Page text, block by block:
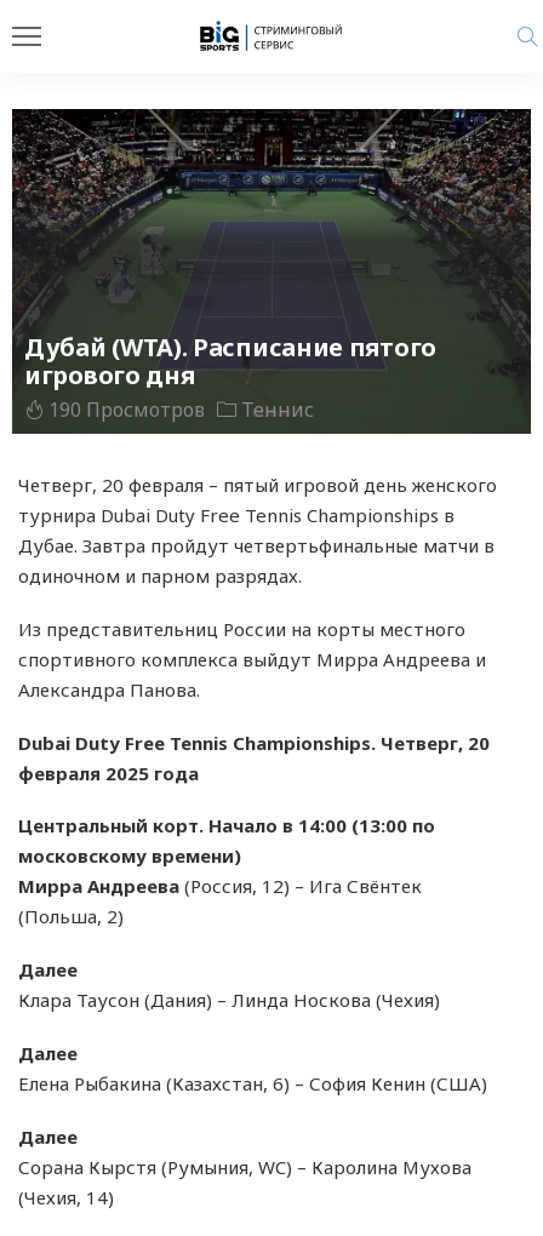
Дубай (WTA). Расписание пятого
игрового дня
190 Просмотров Теннис
Четверг, 20 февраля – пятый игровой день женского
турнира Dubai Duty Free Tennis Championships в
Дубае. Завтра пройдут четвертьфинальные матчи в
одиночном и парном разрядах.
Из представительниц России на корты местного
спортивного комплекса выйдут Мирра Андреева и
Александра Панова.
Dubai Duty Free Tennis Championships. Четверг, 20
февраля 2025 года
Центральный корт. Начало в 14:00 (13:00 по
московскому времени)
Мирра Андреева (Россия, 12) – Ига Свёнтек
(Польша, 2)
Далее
Клара Таусон (Дания) – Линда Носкова (Чехия)
Далее
Елена Рыбакина (Казахстан, 6) – София Кенин (США)
Далее
Сорана Кырстя (Румыния, WC) – Каролина Мухова
(Чехия, 14)